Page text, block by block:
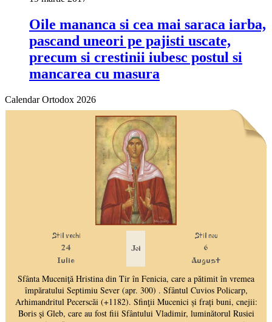
Oile mananca si cea mai saraca iarba,
pascand uneori pe pajisti uscate,
precum si crestinii iubesc postul si
mancarea cu masura
Calendar Ortodox 2026